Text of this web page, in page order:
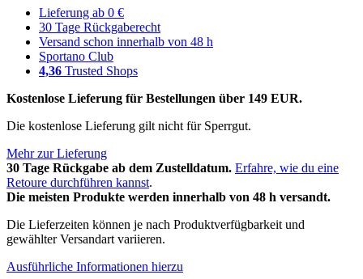
Lieferung ab 0 €
30 Tage Rückgaberecht
Versand schon innerhalb von 48 h
Sportano Club
4,36 Trusted Shops
Kostenlose Lieferung für Bestellungen über 149 EUR.
Die kostenlose Lieferung gilt nicht für Sperrgut.
Mehr zur Lieferung
30 Tage Rückgabe ab dem Zustelldatum. Erfahre, wie du eine
Retoure durchführen kannst.
Die meisten Produkte werden innerhalb von 48 h versandt.
Die Lieferzeiten können je nach Produktverfügbarkeit und
gewählter Versandart variieren.
Ausführliche Informationen hierzu